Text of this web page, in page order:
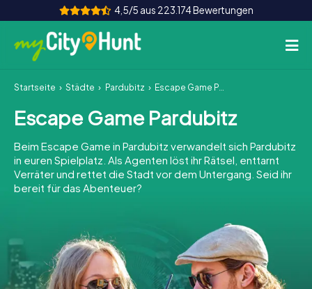
4,5/5 aus 223.174 Bewertungen
So funktioniert's
Städte
Touren
Teamevent
INT AT CH
DE
ES
FR UK
IE
Startseite Städte Pardubitz Escape Game Pardubitz
Escape Game Pardubitz
Beim Escape Game in Pardubitz verwandelt sich Pardubitz
in euren Spielplatz. Als Agenten löst ihr Rätsel, enttarnt
Verräter und rettet die Stadt vor dem Untergang. Seid ihr
bereit für das Abenteuer?